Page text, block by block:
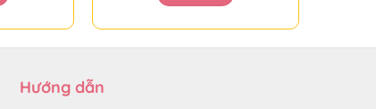
Hướng dẫn